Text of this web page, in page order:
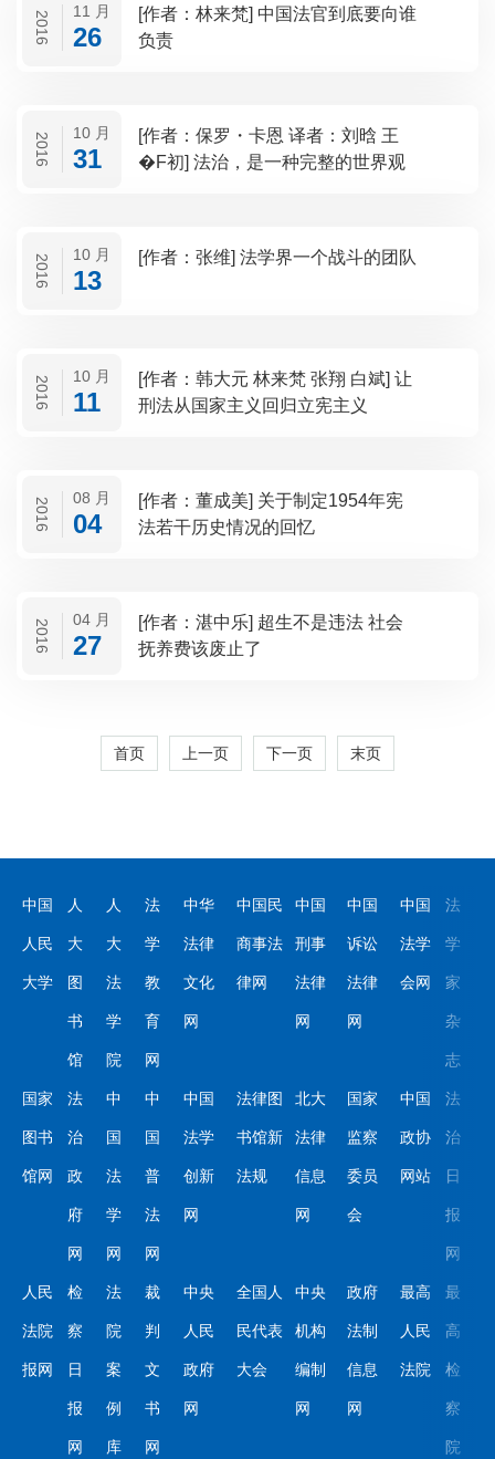
2016 11 月
26
[作者：林来梵] 中国法官到底要向谁
负责
2016 10 月
31
[作者：保罗・卡恩 译者：刘晗 王
�F初] 法治，是一种完整的世界观
2016 10 月
13
[作者：张维] 法学界一个战斗的团队
2016 10 月
11
[作者：韩大元 林来梵 张翔 白斌] 让
刑法从国家主义回归立宪主义
2016 08 月
04
[作者：董成美] 关于制定1954年宪
法若干历史情况的回忆
2016 04 月
27
[作者：湛中乐] 超生不是违法 社会
抚养费该废止了
首页 上一页 下一页 末页
中国
人民
大学
人
大
图
书
馆
人
大
法
学
院
法
学
教
育
网
中华
法律
文化
网
中国民
商事法
律网
中国
刑事
法律
网
中国
诉讼
法律
网
中国
法学
会网
法
学
家
杂
志
国家
图书
馆网
法
治
政
府
网
中
国
法
学
网
中
国
普
法
网
中国
法学
创新
网
法律图
书馆新
法规
北大
法律
信息
网
国家
监察
委员
会
中国
政协
网站
法
治
日
报
网
人民
法院
报网
检
察
日
报
网
法
院
案
例
库
裁
判
文
书
网
中央
人民
政府
网
全国人
民代表
大会
中央
机构
编制
网
政府
法制
信息
网
最高
人民
法院
最
高
检
察
院